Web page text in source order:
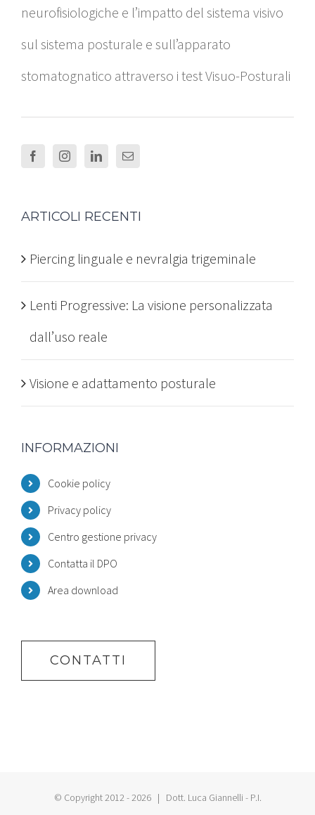
neurofisiologiche e l’impatto del sistema visivo
sul sistema posturale e sull’apparato
stomatognatico attraverso i test Visuo-Posturali
ARTICOLI RECENTI
Piercing linguale e nevralgia trigeminale
Lenti Progressive: La visione personalizzata
dall’uso reale
Visione e adattamento posturale
INFORMAZIONI
Cookie policy
Privacy policy
Centro gestione privacy
Contatta il DPO
Area download
CONTATTI
© Copyright 2012 -2026 | Dott. Luca Giannelli - P.I.